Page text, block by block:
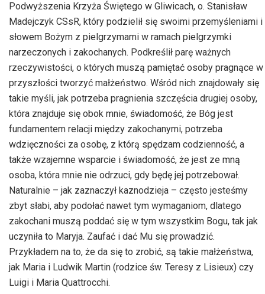
Podwyższenia Krzyża Świętego w Gliwicach, o. Stanisław
Madejczyk CSsR, który podzielił się swoimi przemyśleniami i
słowem Bożym z pielgrzymami w ramach pielgrzymki
narzeczonych i zakochanych. Podkreślił parę ważnych
rzeczywistości, o których muszą pamiętać osoby pragnące w
przyszłości tworzyć małżeństwo. Wśród nich znajdowały się
takie myśli, jak potrzeba pragnienia szczęścia drugiej osoby,
która znajduje się obok mnie, świadomość, że Bóg jest
fundamentem relacji między zakochanymi, potrzeba
wdzięczności za osobę, z którą spędzam codzienność, a
także wzajemne wsparcie i świadomość, że jest ze mną
osoba, która mnie nie odrzuci, gdy będę jej potrzebował.
Naturalnie – jak zaznaczył kaznodzieja – często jesteśmy
zbyt słabi, aby podołać nawet tym wymaganiom, dlatego
zakochani muszą poddać się w tym wszystkim Bogu, tak jak
uczyniła to Maryja. Zaufać i dać Mu się prowadzić.
Przykładem na to, że da się to zrobić, są takie małżeństwa,
jak Maria i Ludwik Martin (rodzice św. Teresy z Lisieux) czy
Luigi i Maria Quattrocchi.